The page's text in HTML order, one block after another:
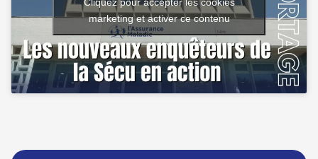
Cliquez pour accepter les cookies
marketing et activer ce contenu